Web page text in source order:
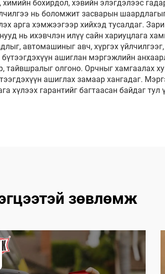
бохирдол, хэвийн элэгдэлээс
нь боломжит засварын
арга хэмжээгээр хийхэд тусалдаг.
нь ихэвчлэн илүү сайн хариуцлага
автомашиныг авч, хүргэх
ашиглан мэргэжлийн
олгоно. Орчныг хамгаалах
ашиглах замаар хангадаг.
хүлээх гарантийг багтаасан байдаг
зөвлөмж